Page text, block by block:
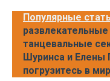
Популярные
танцевальные
Шуринса и Елены
погрузитесь в